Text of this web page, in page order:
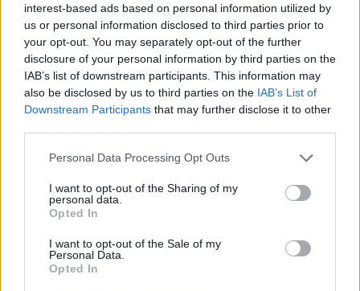
interest-based ads based on personal information utilized by
us or personal information disclosed to third parties prior to
your opt-out. You may separately opt-out of the further
disclosure of your personal information by third parties on the
IAB’s list of downstream participants. This information may
also be disclosed by us to third parties on the IAB’s List of
Downstream Participants that may further disclose it to other
Please note that this website/app uses one or more Google
not limited to your visit or usage behaviour. You may click to
grant or deny consent to Google and its third-party tags to
use your data for below specified purposes in below Google
consent section.
Personal Data Processing Opt Outs
I want to opt-out of the Sharing of my
personal data.
Opted In
I want to opt-out of the Sale of my
Personal Data.
Opted In
Ιχθείς
Η Νέα Σελήνη πραγματοποιείται στο ζώδιό σας,
Ιχθείς και πρόκειται να πάει την αυτοπεποίθηση,
την παρουσία και την ταυτότητά σας νέα επίπεδα.
προς τα έξω και να κάνετε μία αλλαγή στον τρόπο
που στέλνετε την ενέργειά σας στον κόσμο. Ίσως
είναι μία στιγμή να σκεφτείτε μία αλλαγή στην
εμφάνισή σας, μία νέα περιπέτεια, ή απλά να βγείτε